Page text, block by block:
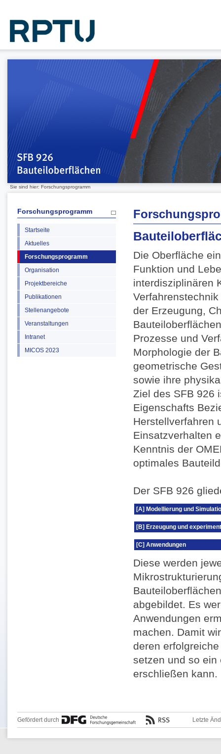
Sie sind hier: Forschungsprogramm
Forschungsprogramm
Startseite
Aktuelles
Forschungsprogramm
Organisation
Projektbereiche
Publikationen
Stellenangebote
Veranstaltungen
Intranet
MICOS 2023
Die Oberfläche
Funktion und
interdisziplinären
der Erzeugung,
Prozesse und
Morphologie der
geometrische
sowie ihre
Ziel des SFB 926
Eigenschafts
Herstellverfahren
Einsatzverhalten
Kenntnis der
optimales
Der SFB 926
[A] Modellierung und
[B] Erzeugung und
[C] Anwendungen
Diese werden
abgebildet. Es
Anwendungen
machen. Damit
deren
setzen und so ein
erschließen kann.
Gefördert durch Letzte